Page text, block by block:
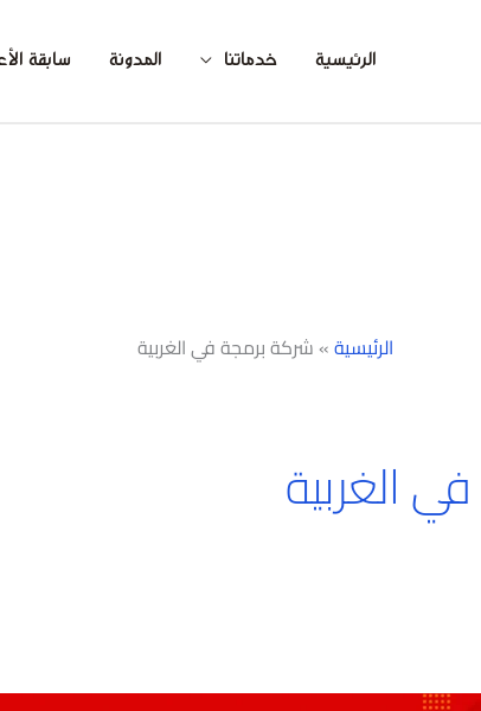
الرئيسية خدماتنا المدونة سابقة
الرئيسية» شركة برمجة في الغربية
الغربية